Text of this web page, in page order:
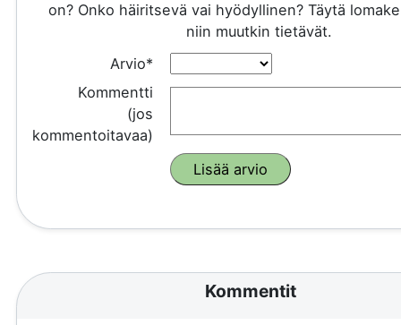
on? Onko häiritsevä vai hyödyllinen? Täytä
niin muutkin tietävät.
Arvio*
Kommentti
(jos
kommentoitavaa)
Kommentit